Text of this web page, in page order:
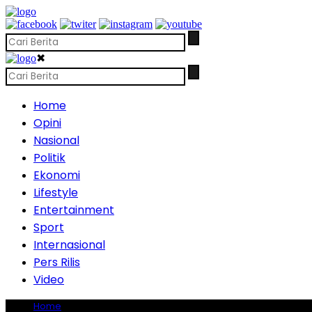
✖
Home
Opini
Nasional
Politik
Ekonomi
Lifestyle
Entertainment
Sport
Internasional
Pers Rilis
Video
Home